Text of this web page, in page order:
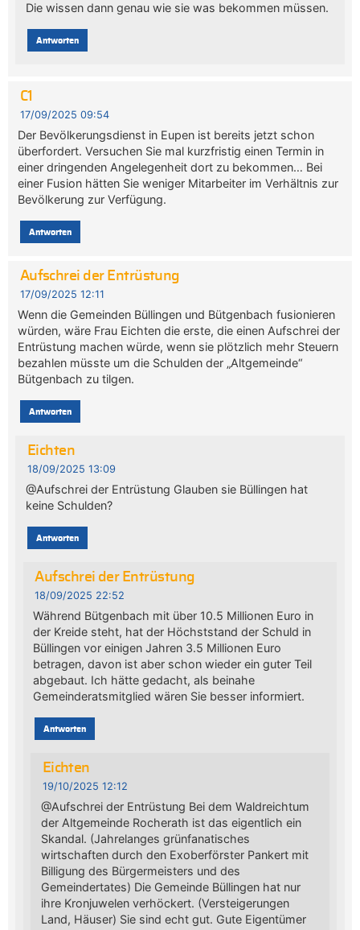
Die wissen dann genau wie sie was bekommen müssen.
Antworten
C1
17/09/2025 09:54
Der Bevölkerungsdienst in Eupen ist bereits jetzt schon
überfordert. Versuchen Sie mal kurzfristig einen Termin in
einer dringenden Angelegenheit dort zu bekommen… Bei
einer Fusion hätten Sie weniger Mitarbeiter im Verhältnis zur
Bevölkerung zur Verfügung.
Antworten
Aufschrei der Entrüstung
17/09/2025 12:11
Wenn die Gemeinden Büllingen und Bütgenbach fusionieren
würden, wäre Frau Eichten die erste, die einen Aufschrei der
Entrüstung machen würde, wenn sie plötzlich mehr Steuern
bezahlen müsste um die Schulden der „Altgemeinde“
Bütgenbach zu tilgen.
Antworten
Eichten
18/09/2025 13:09
@Aufschrei der Entrüstung Glauben sie Büllingen hat
keine Schulden?
Antworten
Aufschrei der Entrüstung
18/09/2025 22:52
Während Bütgenbach mit über 10.5 Millionen Euro in
der Kreide steht, hat der Höchststand der Schuld in
Büllingen vor einigen Jahren 3.5 Millionen Euro
betragen, davon ist aber schon wieder ein guter Teil
abgebaut. Ich hätte gedacht, als beinahe
Gemeinderatsmitglied wären Sie besser informiert.
Antworten
Eichten
19/10/2025 12:12
@Aufschrei der Entrüstung Bei dem Waldreichtum
der Altgemeinde Rocherath ist das eigentlich ein
Skandal. (Jahrelanges grünfanatisches
wirtschaften durch den Exoberförster Pankert mit
Billigung des Bürgermeisters und des
Gemeindertates) Die Gemeinde Büllingen hat nur
ihre Kronjuwelen verhöckert. (Versteigerungen
Land, Häuser) Sie sind echt gut. Gute Eigentümer